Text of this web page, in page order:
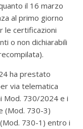
il 16 marzo
al primo giorno
le certificazioni
o non dichiarabili
ha prestato
via telematica
Mod. 730/2024 e i
(Mod. 730-3)
730-1) entro i